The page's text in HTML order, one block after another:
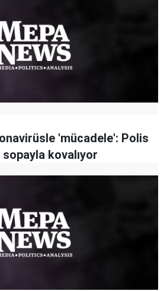
'mücadele': Polis
sopayla kovalıyor